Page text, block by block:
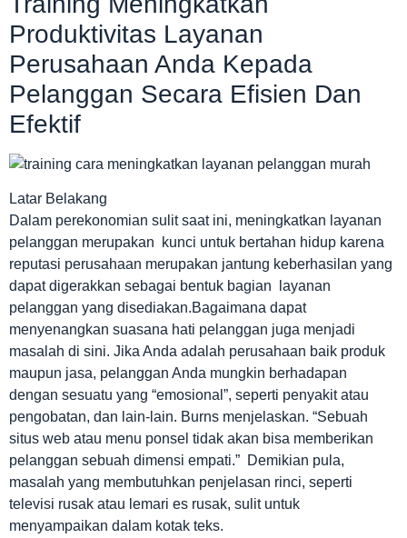
Produktivitas Layanan
Perusahaan Anda Kepada
Pelanggan Secara Efisien Dan
Efektif
Latar Belakang
Dalam perekonomian sulit saat ini, meningkatkan layanan
pelanggan merupakan kunci untuk bertahan hidup karena
reputasi perusahaan merupakan jantung keberhasilan yang
dapat digerakkan sebagai bentuk bagian layanan
pelanggan yang disediakan.Bagaimana dapat
menyenangkan suasana hati pelanggan juga menjadi
masalah di sini. Jika Anda adalah perusahaan baik produk
maupun jasa, pelanggan Anda mungkin berhadapan
dengan sesuatu yang “emosional”, seperti penyakit atau
pengobatan, dan lain-lain. Burns menjelaskan. “Sebuah
situs web atau menu ponsel tidak akan bisa memberikan
pelanggan sebuah dimensi empati.” Demikian pula,
masalah yang membutuhkan penjelasan rinci, seperti
televisi rusak atau lemari es rusak, sulit untuk
menyampaikan dalam kotak teks.